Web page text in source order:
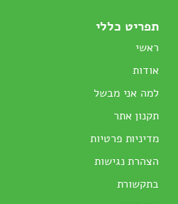
תפריט כללי
ראשי
אודות
למה אני מבשל
תקנון אתר
מדיניות פרטיות
הצהרת נגישות
בתקשורת